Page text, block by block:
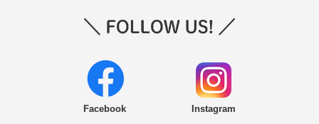
Facebook Instagram